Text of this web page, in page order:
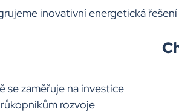
inovativní energetická
se zaměřuje na investice
rozvoje